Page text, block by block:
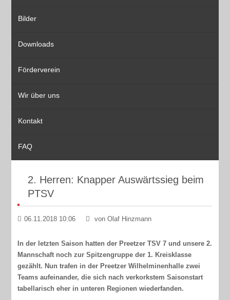
Bilder
Downloads
Förderverein
Wir über uns
Kontakt
FAQ
2. Herren: Knapper Auswärtssieg beim
PTSV
06.11.2018 10:06 von Olaf Hinzmann
In der letzten Saison hatten der Preetzer TSV 7 und unsere 2.
Mannschaft noch zur Spitzengruppe der 1. Kreisklasse
gezählt. Nun trafen in der Preetzer Wilhelminenhalle zwei
Teams aufeinander, die sich nach verkorkstem Saisonstart
tabellarisch eher in unteren Regionen wiederfanden.